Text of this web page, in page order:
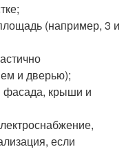
(например, 3 и
и дверью);
фасада, крыши и
если